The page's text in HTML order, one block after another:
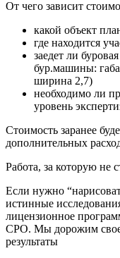
От чего зависит
какой объект
где находится
заедет ли
бур.машины:
ширина 2,7)
необходимо ли
уровень
Стоимость заранее
дополнительных
Работа, за которую не
Если нужно
истинные
лицензионное
СРО. Мы дорожим
результаты